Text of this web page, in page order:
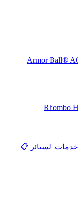
خدمات الستائر 📋